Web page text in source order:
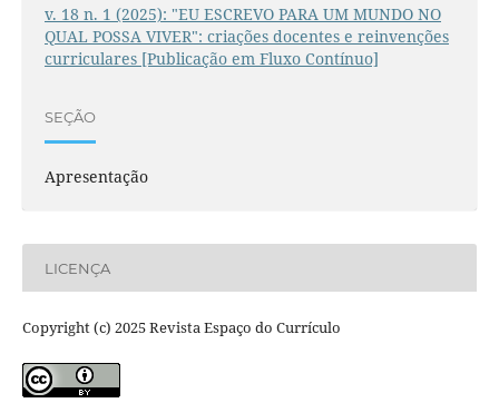
v. 18 n. 1 (2025): "EU ESCREVO PARA UM MUNDO NO
QUAL POSSA VIVER": criações docentes e reinvenções
curriculares [Publicação em Fluxo Contínuo]
SEÇÃO
Apresentação
LICENÇA
Copyright (c) 2025 Revista Espaço do Currículo